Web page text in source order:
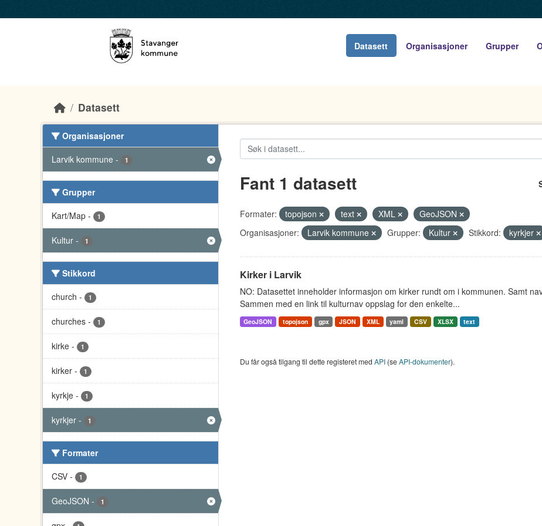
Datasett Organisasjoner Grupper
Datasett
Organisasjoner
Larvik kommune - 1
Grupper
Kart/Map - 1
Kultur - 1
Stikkord
church - 1
churches - 1
kirke - 1
kirker - 1
kyrkje - 1
kyrkjer - 1
Formater
CSV - 1
GeoJSON - 1
Fant 1 datasett
Formater: topojson text XML
GeoJSON
Organisasjoner:
Larvik kommune Grupper: Kultur Stikkord: kyrkjer
Kirker i Larvik
NO: Datasettet inneholder informasjon om kirker rundt om i kommunen. Samt
Sammen med en link til kulturnav oppslag for den enkelte...
GeoJSON topojson gpx JSON XML yaml CSV XLSX text
Du får også tilgang til dette registeret med API(seAPI-dokumenter).